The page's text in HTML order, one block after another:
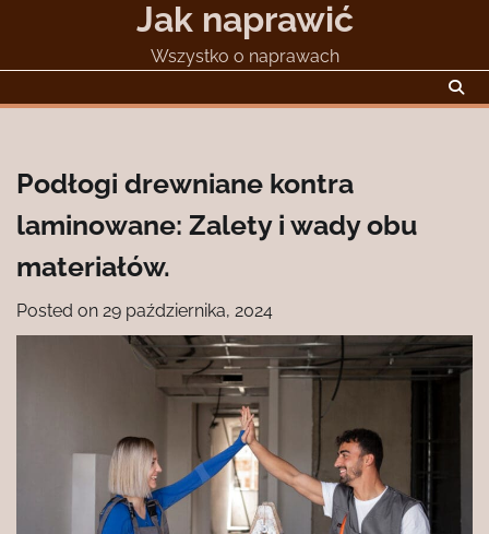
Jak naprawić
Wszystko o naprawach
Podłogi drewniane kontra
laminowane: Zalety i wady obu
materiałów.
Posted on 29 października, 2024